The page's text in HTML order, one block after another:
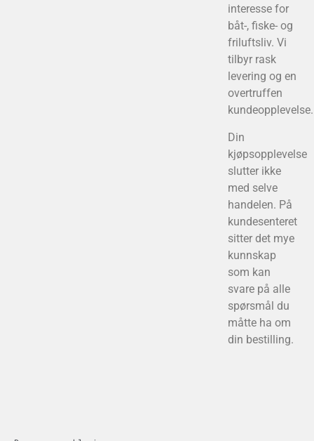
interesse for
båt-, fiske- og
friluftsliv. Vi
tilbyr rask
levering og en
overtruffen
kundeopplevelse.
Din
kjøpsopplevelse
slutter ikke
med selve
handelen. På
kundesenteret
sitter det mye
kunnskap
som kan
svare på alle
spørsmål du
måtte ha om
din bestilling.